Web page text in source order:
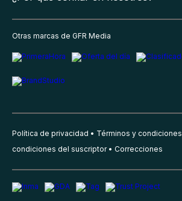
Otras marcas de GFR Media
Política de privacidad Términos y condiciones
condiciones del suscriptor
Correcciones